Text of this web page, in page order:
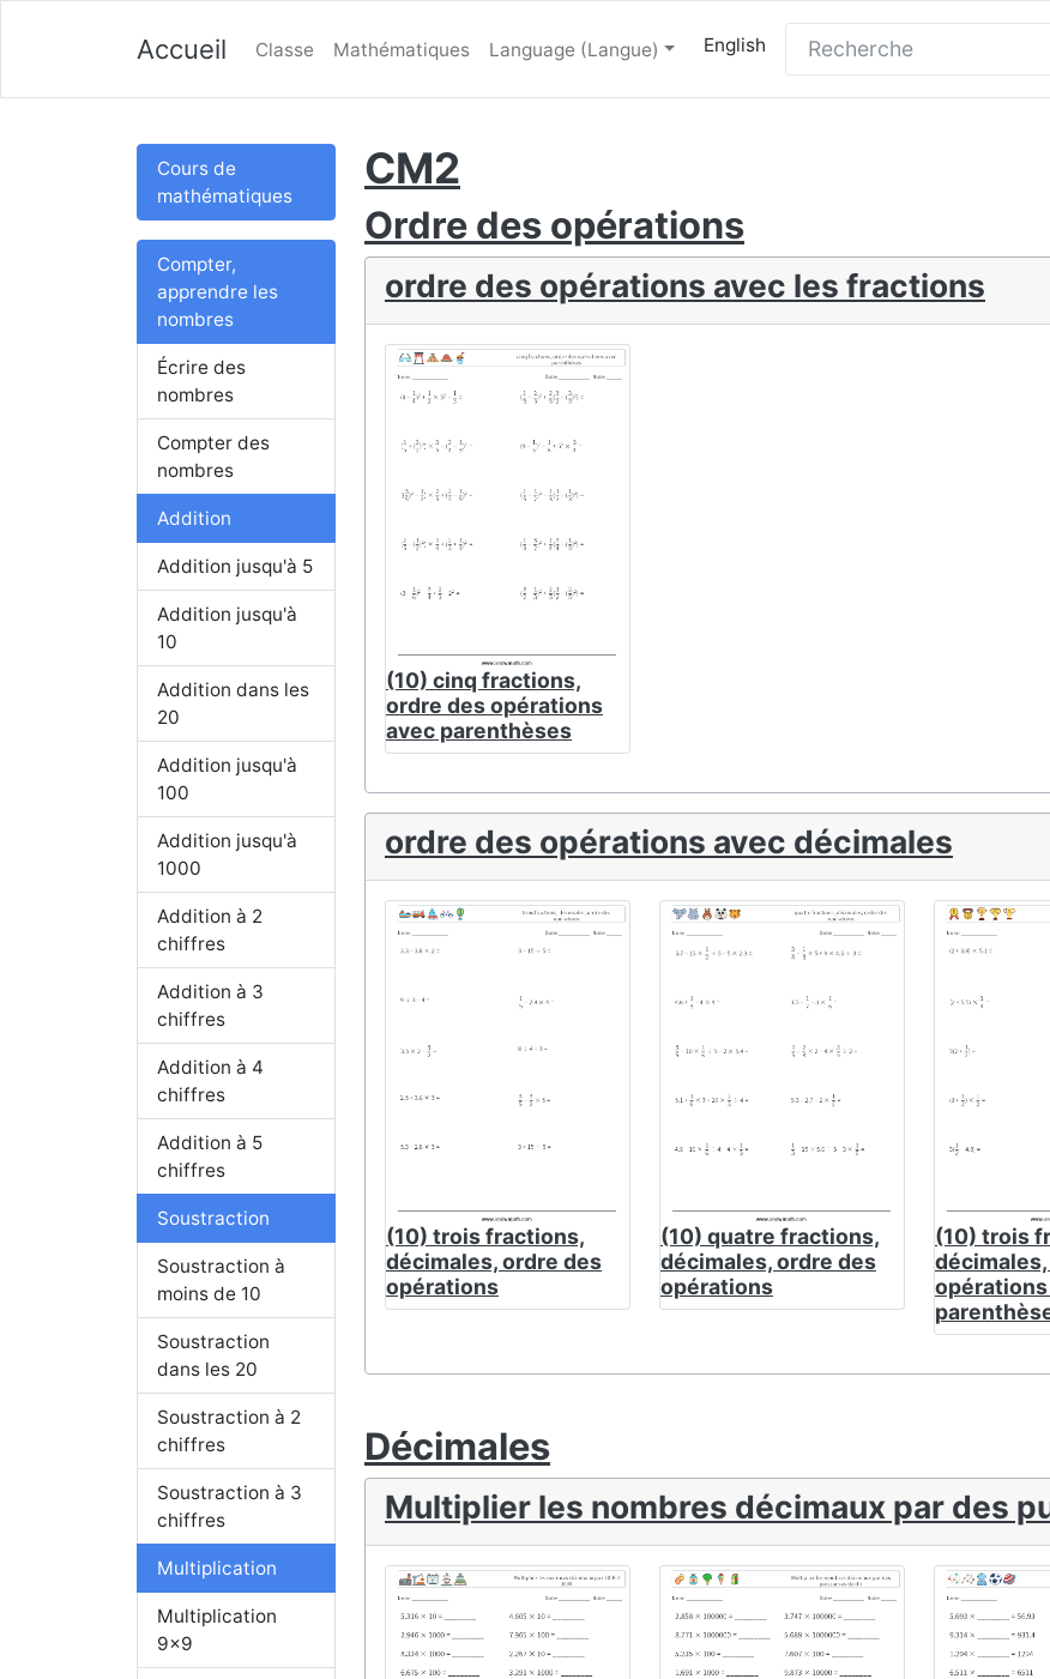
Accueil Classe Mathématiques Language (Langue) English
Cours de
mathématiques
Compter,
apprendre les
nombres
Écrire des
nombres
Compter des
nombres
Addition
Addition jusqu'à 5
Addition jusqu'à
10
Addition dans les
20
Addition jusqu'à
100
Addition jusqu'à
1000
Addition à 2
chiffres
Addition à 3
chiffres
Addition à 4
chiffres
Addition à 5
chiffres
Soustraction
Soustraction à
moins de 10
Soustraction
dans les 20
Soustraction à 2
chiffres
Soustraction à 3
chiffres
Multiplication
Multiplication
9x9
CM2
Ordre des opérations
ordre des opérations avec les fractions
(10) cinq fractions,
ordre des opérations
avec parenthèses
ordre des opérations avec décimales
(10) trois fractions,
décimales, ordre des
opérations
(10) quatre fractions,
décimales, ordre des
opérations
(10) trois
Décimales
Multiplier les nombres décimaux par des